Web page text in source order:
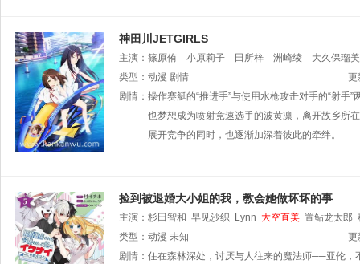
神田川JETGIRLS
主演： 篠原侑 小原莉子 田所梓 洲崎绫
大久保瑠美
类型： 动漫 剧情
更
剧情： 操作赛艇的“推进手”与使用水枪攻击对手的“射手
也梦想成为喷射竞速选手的波黄凛，离开故乡所
展开竞争的同时，也逐渐加深着彼此的牵绊。
捡到被退婚大小姐的我，教会她做坏坏的事
主演： 杉田智和 早见沙织 Lynn 大空直美 置鲇龙太郎
类型： 动漫 未知
更
剧情： 住在森林深处，讨厌与人往来的魔法师──亚伦，